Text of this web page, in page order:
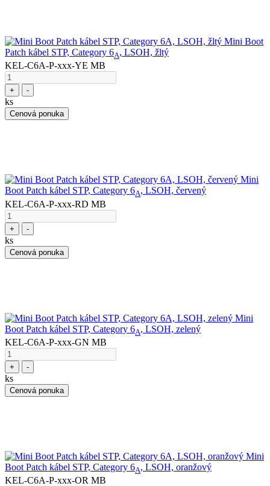
Mini Boot
Patch kábel STP, Category 6A, LSOH, žltý
KEL-C6A-P-xxx-YE MB
+ -
ks
Cenová ponuka
Mini
Boot Patch kábel STP, Category 6A, LSOH, červený
KEL-C6A-P-xxx-RD MB
+ -
ks
Cenová ponuka
Mini
Boot Patch kábel STP, Category 6A, LSOH, zelený
KEL-C6A-P-xxx-GN MB
+ -
ks
Cenová ponuka
Mini
Boot Patch kábel STP, Category 6A, LSOH, oranžový
KEL-C6A-P-xxx-OR MB